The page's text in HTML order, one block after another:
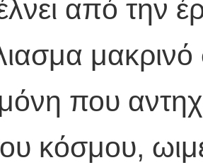
από την
μόνη που
κόσμου,